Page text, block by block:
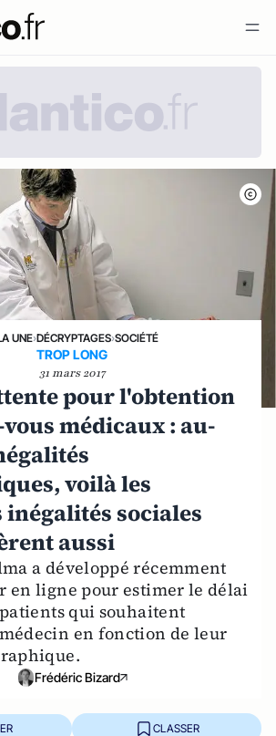
UNE›DÉCRYPTAGES›SOCIÉTÉ
TROP LONG
31 mars 2017
pour l'obtention
médicaux : au-
voilà les
sociales
aussi
a développé récemment
en ligne pour estimer le délai
qui souhaitent
en fonction de leur
Frédéric Bizard
CLASSER